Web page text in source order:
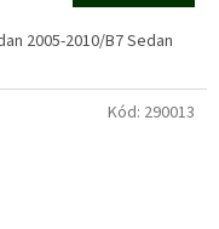
2005-2010/B7 Sedan
Kód: 290013